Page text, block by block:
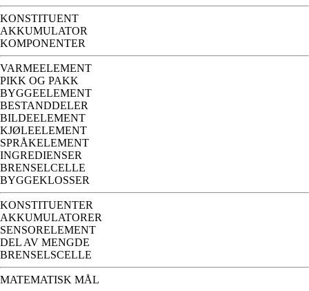
KONSTITUENT
AKKUMULATOR
KOMPONENTER
VARMEELEMENT
PIKK OG PAKK
BYGGEELEMENT
BESTANDDELER
BILDEELEMENT
KJØLEELEMENT
SPRÅKELEMENT
INGREDIENSER
BRENSELCELLE
BYGGEKLOSSER
KONSTITUENTER
AKKUMULATORER
SENSORELEMENT
DEL AV MENGDE
BRENSELSCELLE
MATEMATISK MÅL